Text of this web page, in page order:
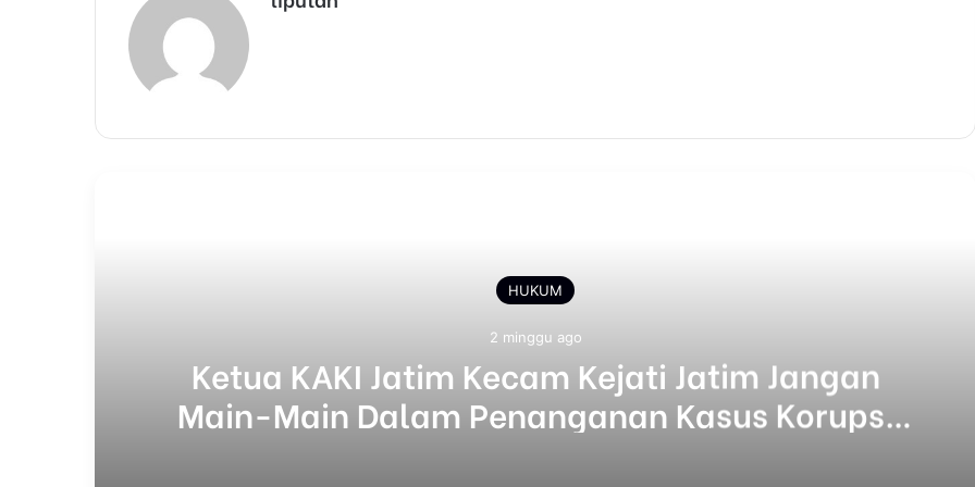
HUKUM
2 minggu ago
Ketua KAKI Jatim Kecam Kejati Jatim Jangan
Main-Main Dalam Penanganan Kasus Korupsi